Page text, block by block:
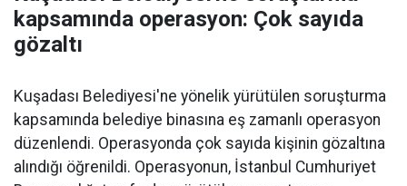
kapsamında operasyon: Çok sayıda
gözaltı
Kuşadası Belediyesi'ne yönelik yürütülen soruşturma
kapsamında belediye binasına eş zamanlı operasyon
düzenlendi. Operasyonda çok sayıda kişinin gözaltına
alındığı öğrenildi. Operasyonun, İstanbul Cumhuriyet